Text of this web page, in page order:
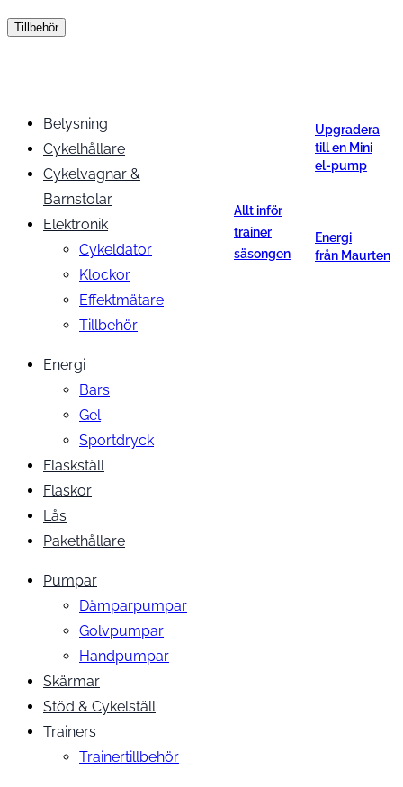
Tillbehör
Belysning
Cykelhållare
Cykelvagnar &
Barnstolar
Elektronik
Cykeldator
Klockor
Effektmätare
Tillbehör
Energi
Bars
Gel
Sportdryck
Flaskställ
Flaskor
Lås
Pakethållare
Pumpar
Dämparpumpar
Golvpumpar
Handpumpar
Skärmar
Stöd & Cykelställ
Trainers
Trainertillbehör
Allt inför
trainer
säsongen
Upgradera
till en Mini
el-pump
Energi
från Maurten